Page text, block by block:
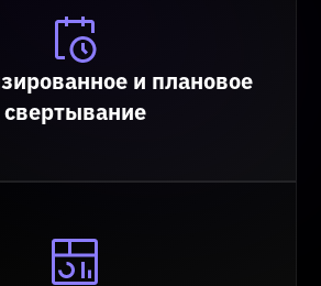
и плановое
свертывание